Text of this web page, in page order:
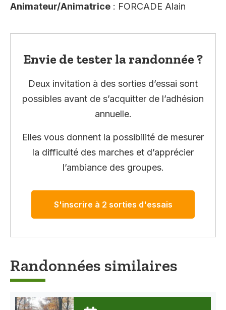
Animateur/Animatrice : FORCADE Alain
Envie de tester la randonnée ?
Deux invitation à des sorties d’essai sont
possibles avant de s’acquitter de l’adhésion
annuelle.
Elles vous donnent la possibilité de mesurer
la difficulté des marches et d’apprécier
l’ambiance des groupes.
S'inscrire à 2 sorties d'essais
Randonnées similaires